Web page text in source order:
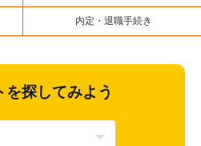
内定・退職手続き
を探してみよう